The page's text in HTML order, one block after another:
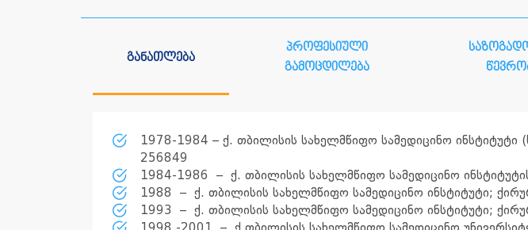
განათლება
პროფესიული
გამოცდილება
1978-1984 – ქ. თბილისის სახელმწიფო სამედიცინო
256849
1984-1986 – ქ. თბილისის სახელმწიფო სამედიცინო
1988 – ქ. თბილისის სახელმწიფო სამედიცინო ინსტიტუტი;
1993 – ქ. თბილისის სახელმწიფო სამედიცინო ინსტიტუტი;